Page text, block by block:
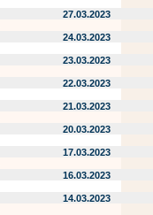
27.03.2023
24.03.2023
23.03.2023
22.03.2023
21.03.2023
20.03.2023
17.03.2023
16.03.2023
14.03.2023